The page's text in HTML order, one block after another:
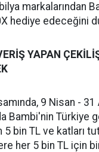
markalarından
hediye edeceğini
YAPAN
9 Nisan -
Bambi'nin Türkiye
5 bin TL ve katları
her 5 bin TL için